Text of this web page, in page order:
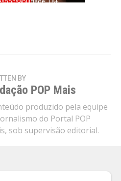
BY
POP Mais
produzido pela equipe
do Portal POP
sob supervisão editorial.